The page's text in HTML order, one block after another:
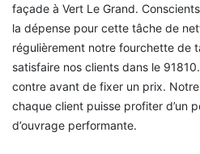
façade à Vert Le Grand.
la dépense pour cette tâche de
régulièrement notre fourchette de
satisfaire nos clients dans le
contre avant de fixer un prix.
chaque client puisse profiter d’un
d’ouvrage performante.